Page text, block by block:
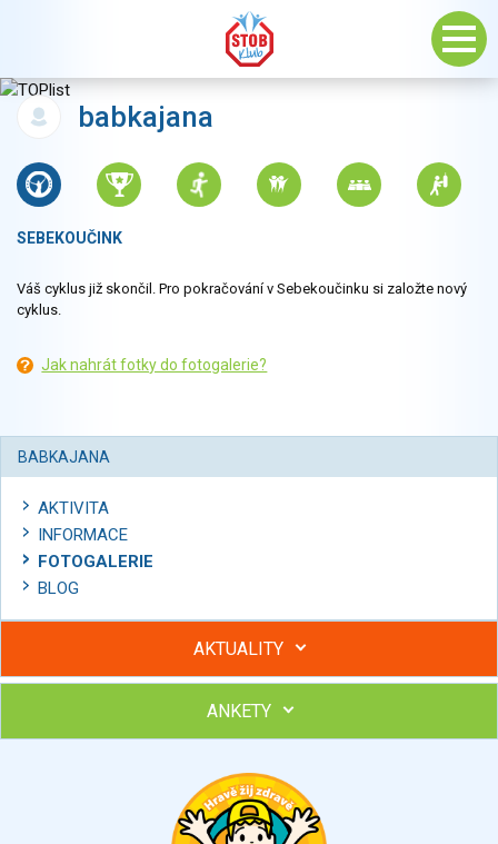
babkajana
SEBEKOUČINK
Váš cyklus již skončil. Pro pokračování v Sebekoučinku si založte nový
cyklus.
Jak nahrát fotky do fotogalerie?
BABKAJANA
AKTIVITA
INFORMACE
FOTOGALERIE
BLOG
AKTUALITY
Hubněte s podporou lektorky a skupiny v kurzech STOBu
Chcete poradit s hubnutím? Najděte si odborníka STOBu ve
ANKETY